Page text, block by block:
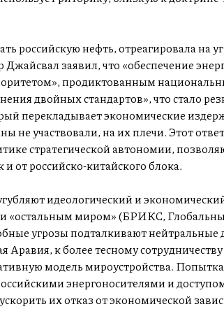
российскую нефть, отреагировала на
заявил, что «обеспечение
продиктованным
двойных стандартов», что стало
перекладывает экономические
не участвовали, на их плечи. Этот
стратегической автономии,
от российско-китайского блока.
идеологический и
миром» (БРИКС,
угрозы подталкивают нейтральные
Аравия, к более тесному
модель мироустройства. Попытка
энергоносителями и
их отказ от экономической